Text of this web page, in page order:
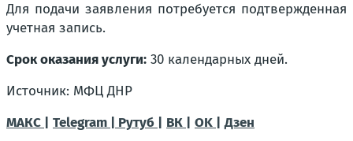
Для подачи заявления потребуется подтвержденная
учетная запись.
Срок оказания услуги: 30 календарных дней.
Источник: МФЦ ДНР
МАКС |
Telegram | Рутуб | ВК | OK | Дзен